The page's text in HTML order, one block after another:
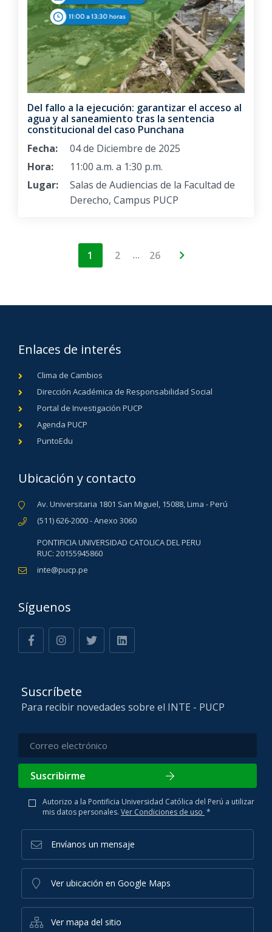
Del fallo a la ejecución: garantizar el acceso al
agua y al saneamiento tras la sentencia
constitucional del caso Punchana
Fecha:
04 de Diciembre de 2025
Hora:
11:00 a.m. a 1:30 p.m.
Lugar:
Salas de Audiencias de la Facultad de
Derecho, Campus PUCP
1 2 … 26
Enlaces de interés
Clima de Cambios
Dirección Académica de Responsabilidad Social
Portal de Investigación PUCP
Agenda PUCP
PuntoEdu
Ubicación y contacto
Av. Universitaria 1801 San Miguel, 15088, Lima - Perú
(511) 626-2000 - Anexo 3060
PONTIFICIA UNIVERSIDAD CATOLICA DEL PERU
RUC: 20155945860
inte@pucp.pe
Síguenos
Suscríbete
Para recibir novedades sobre el INTE - PUCP
Suscribirme
Autorizo a la Pontificia Universidad Católica del Perú a utilizar
mis datos personales. Ver Condiciones de uso *
Envíanos un mensaje
Ver ubicación en Google Maps
Ver mapa del sitio